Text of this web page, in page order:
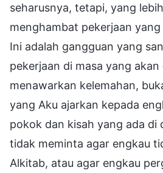
seharusnya, tetapi, yang
menghambat pekerjaan
Ini adalah gangguan yang
pekerjaan di masa yang
menawarkan kelemahan,
yang Aku ajarkan kepada
pokok dan kisah yang ada di
tidak meminta agar engkau
Alkitab, atau agar engkau